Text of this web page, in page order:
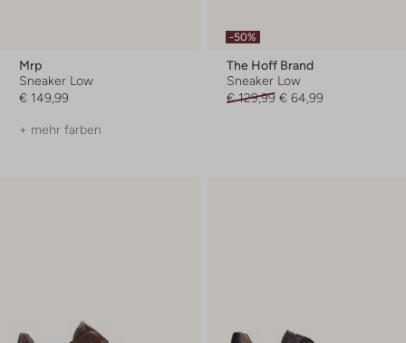
Mrp
Sneaker Low
€ 149,99
+ mehr farben
-50%
The Hoff Brand
Sneaker Low
€ 129,99 € 64,99